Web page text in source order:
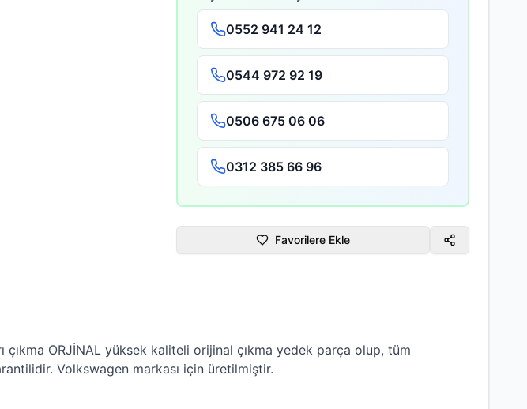
0552 941 24 12
0544 972 92 19
0506 675 06 06
0312 385 66 96
Favorilere Ekle
ORJİNAL yüksek kaliteli orijinal çıkma yedek parça olup, tüm
Volkswagen markası için üretilmiştir.